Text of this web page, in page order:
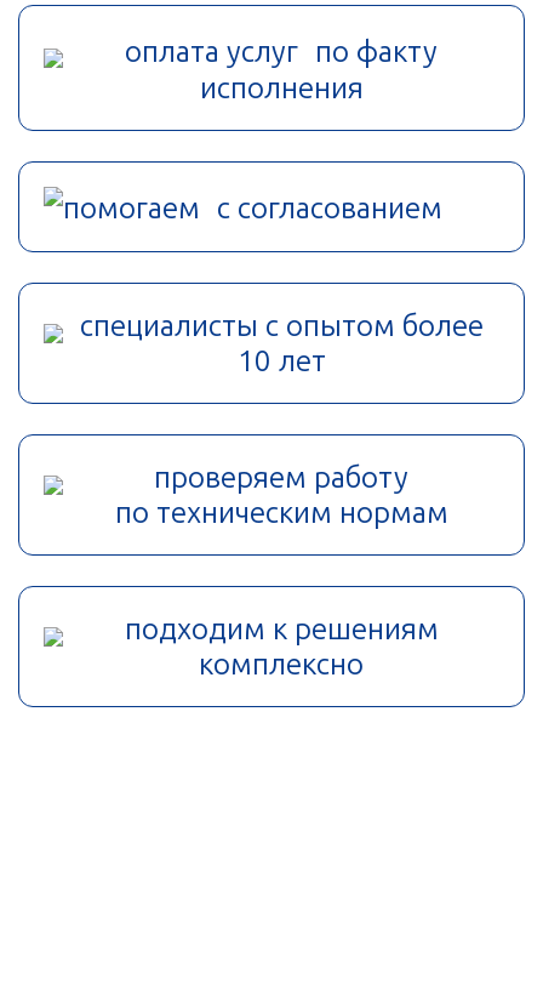
оплата услуг по факту
исполнения
помогаем с согласованием
специалисты с опытом более
10 лет
проверяем работу
по техническим нормам
подходим к решениям
комплексно